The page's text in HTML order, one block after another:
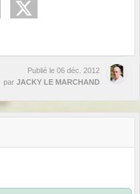
Publié le 06 déc. 2012
par JACKY LE MARCHAND